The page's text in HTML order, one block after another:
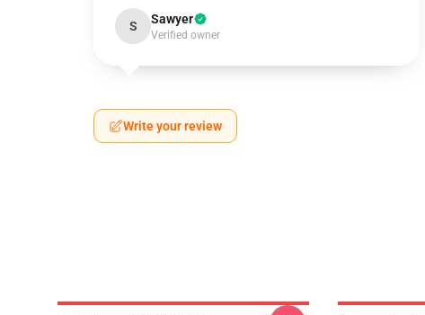
S Sawyer
Verified owner
Write your review